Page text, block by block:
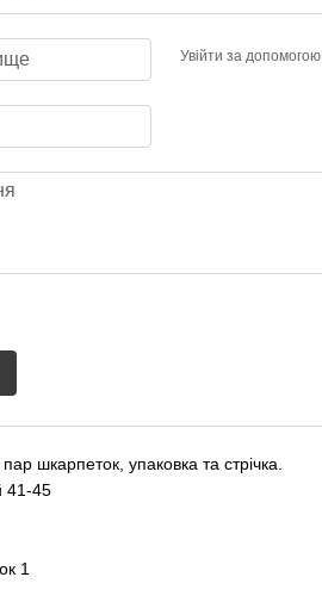
Увійти за допомогою
шкарпеток, упаковка та стрічка.
41-45
1